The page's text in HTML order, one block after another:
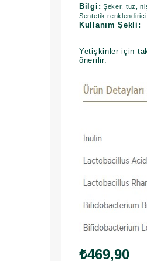
Bilgi: Şeker, tuz,
Sentetik renklendirici,
Kullanım Şekli:
Yetişkinler için
önerilir.
₺469,90